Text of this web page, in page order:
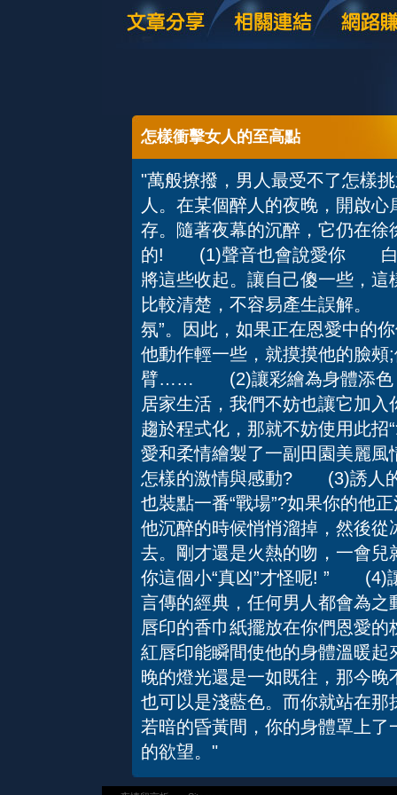
怎樣衝擊女人的至高點
"萬般撩撥，男人最受不了怎樣
人。在某個醉人的夜晚，開啟
存。隨著夜幕的沉醉，它仍在
的! (1)聲音也會說愛你 白天
將這些收起。讓自己傻一些，
比較清楚，不容易產生誤解。
氛”。因此，如果正在恩愛中的
他動作輕一些，就摸摸他的臉
臂…… (2)讓彩繪為身體添色
居家生活，我們不妨也讓它加
趨於程式化，那就不妨使用此
愛和柔情繪製了一副田園美麗
怎樣的激情與感動? (3)誘人
也裝點一番“戰場”?如果你的他
他沉醉的時候悄悄溜掉，然後從
去。剛才還是火熱的吻，一會兒
你這個小“真凶”才怪呢! ” (4)
言傳的經典，任何男人都會為
唇印的香巾紙擺放在你們恩愛
紅唇印能瞬間使他的身體溫
晚的燈光還是一如既往，那今
也可以是淺藍色。而你就站在
若暗的昏黃間，你的身體罩上
的欲望。"